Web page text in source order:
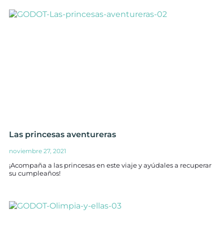
Las princesas aventureras
noviembre 27, 2021
¡Acompaña a las princesas en este viaje y ayúdales a recuperar
su cumpleaños!